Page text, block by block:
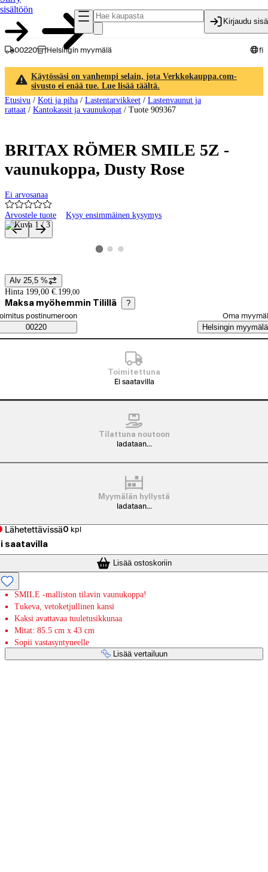
sisältöön
Kirjaudu
00220 Helsingin myymälä fi
Käytössäsi on vanhempi selain, jota Verkkokauppa.com-
sivusto ei enää tue. Lue lisää täältä.
Etusivu / Koti ja piha / Lastentarvikkeet / Lastenvaunut ja
rattaat / Kantokassit ja vaunukopat / Tuote 909367
BRITAX RÖMER SMILE 5Z -
vaunukoppa, Dusty Rose
Ei arvosanaa
Arvostele tuote Kysy ensimmäinen kysymys
Tuotteen kuvat ja videot
Katso tuotekuva 1
Katso tuotekuva 2
Katso tuotekuva 3
Hintatiedot
Alv 25,5 %
Hinta 199,00 €. 199,00
Maksa myöhemmin Tilillä ?
Saatavuustiedot
tilaustapa
postinumeroon
00220
Oma
Helsingin myymälä
Toimitettuna
Ei saatavilla
Tilattuna noutoon
ladataan...
Myymälän hyllystä
ladataan...
Lähetettävissä0 kpl
saatavilla
Lisää ostoskoriin
SMILE -malliston tilavin vaunukoppa!
Tukeva, vetoketjullinen kansi
Kaksi avattavaa tuuletusikkunaa
Mitat: 85.5 cm x 43 cm
Sopii vastasyntyneelle
Lisää vertailuun